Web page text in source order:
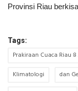
Provinsi Riau
Tags:
Prakiraan Cuaca Riau 8
Klimatologi
dan